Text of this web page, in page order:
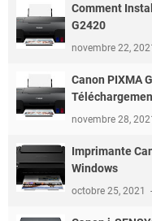
Comment
G2420
novembre 22,
Canon PIXMA
novembre 28,
Imprimante
Windows
octobre 25, 2021